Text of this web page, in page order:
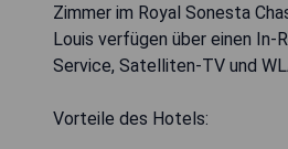
Zimmer im Royal Sonesta
Louis verfügen über einen In-
Service, Satelliten-TV und
Vorteile des Hotels: